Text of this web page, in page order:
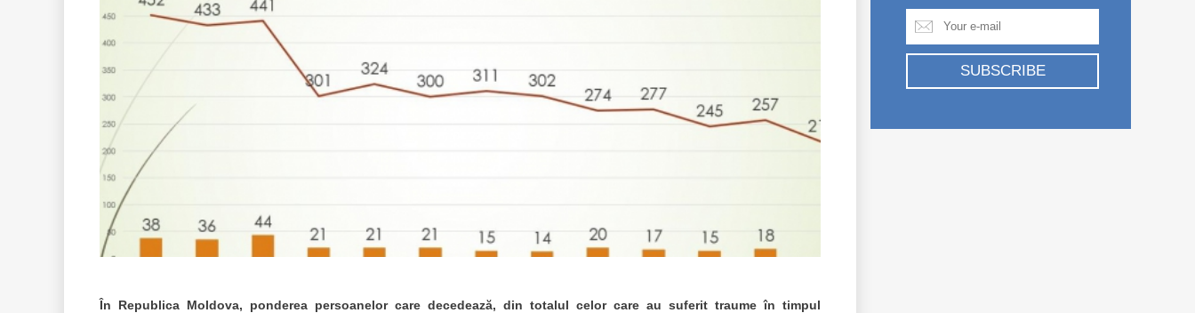
În Republica Moldova, ponderea persoanelor care decedează, din totalul celor care au suferit traume în timpul
SUBSCRIBE